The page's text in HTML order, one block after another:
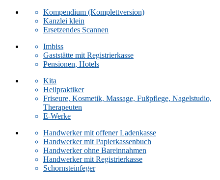
Kompendium (Komplettversion)
Kanzlei klein
Ersetzendes Scannen
Imbiss
Gaststätte mit Registrierkasse
Pensionen, Hotels
Kita
Heilpraktiker
Friseure, Kosmetik, Massage, Fußpflege, Nagelstudio,
Therapeuten
E-Werke
Handwerker mit offener Ladenkasse
Handwerker mit Papierkassenbuch
Handwerker ohne Bareinnahmen
Handwerker mit Registrierkasse
Schornsteinfeger